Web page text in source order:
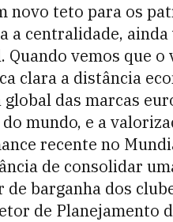
novo teto para os
centralidade,
vemos que
clara a distância
das marcas
mundo, e a
recente no
de consolidar
barganha dos
de Planejamento